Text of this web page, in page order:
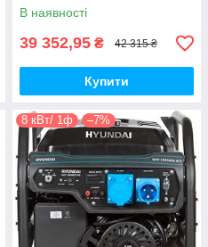
В наявності
39 352,95 ₴ 42 315 ₴
Купити
8 кВт/ 1ф –7%